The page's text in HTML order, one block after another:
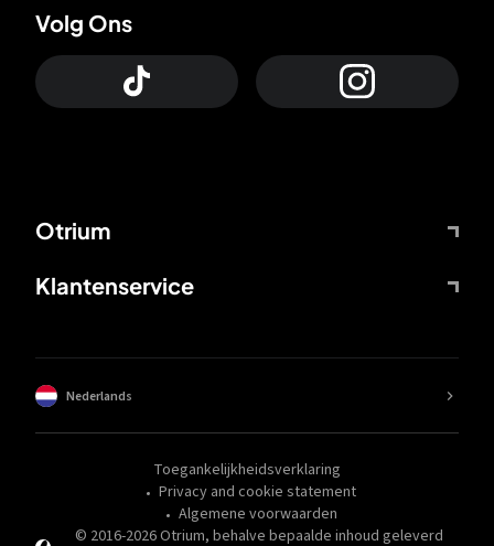
Otrium
Klantenservice
Volg Ons
© 2016-2026Otrium, behalve bepaalde inhoud geleverd
Toegankelijkheidsverklaring
Privacy and cookie statement
Algemene voorwaarden
Nederlands